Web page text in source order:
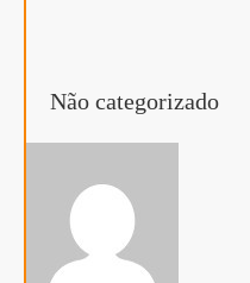
Não categorizado